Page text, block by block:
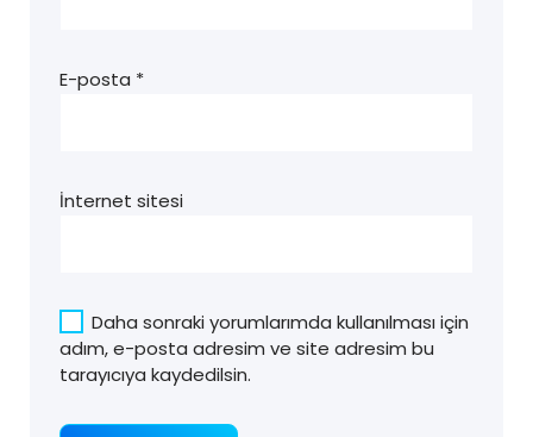
E-posta *
İnternet sitesi
Daha sonraki yorumlarımda kullanılması için
adım, e-posta adresim ve site adresim bu
tarayıcıya kaydedilsin.